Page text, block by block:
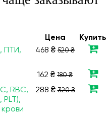
Цена
Купить
ПТИ,
468 ₴ 520 ₴
162 ₴ 180 ₴
RBC,
288 ₴320 ₴